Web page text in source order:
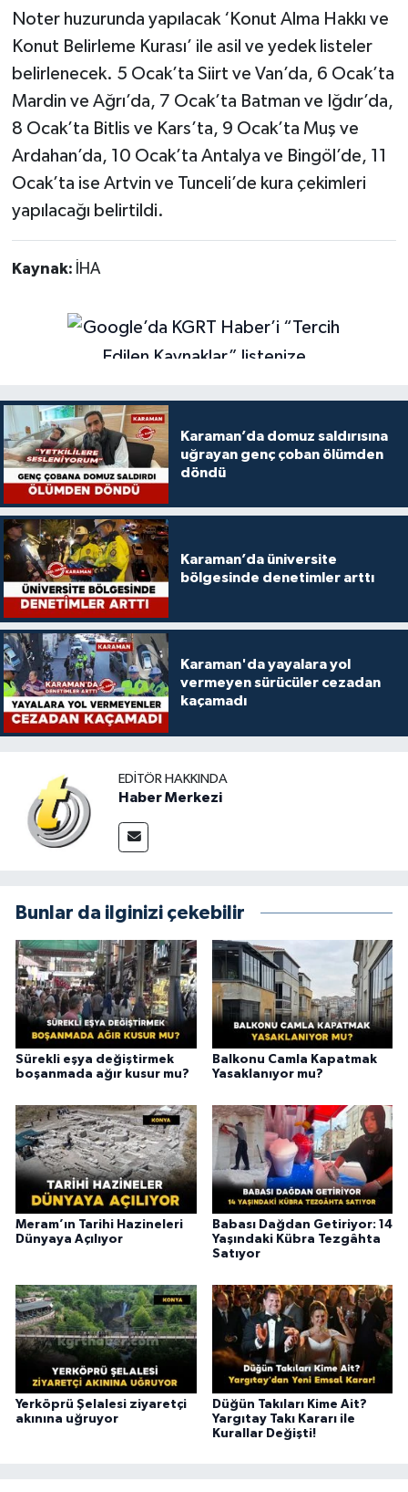
Noter huzurunda yapılacak ‘Konut Alma Hakkı ve
Konut Belirleme Kurası’ ile asil ve yedek listeler
belirlenecek. 5 Ocak’ta Siirt ve Van’da, 6 Ocak’ta
Mardin ve Ağrı’da, 7 Ocak’ta Batman ve Iğdır’da,
8 Ocak’ta Bitlis ve Kars’ta, 9 Ocak’ta Muş ve
Ardahan’da, 10 Ocak’ta Antalya ve Bingöl’de, 11
Ocak’ta ise Artvin ve Tunceli’de kura çekimleri
yapılacağı belirtildi.
Kaynak: İHA
Karaman’da domuz saldırısına
uğrayan genç çoban ölümden
döndü
Karaman’da üniversite
bölgesinde denetimler arttı
Karaman'da yayalara yol
vermeyen sürücüler cezadan
kaçamadı
EDITÖR HAKKINDA
Haber Merkezi
Bunlar da ilginizi çekebilir
Sürekli eşya değiştirmek
boşanmada ağır kusur mu?
Balkonu Camla Kapatmak
Yasaklanıyor mu?
Meram’ın Tarihi Hazineleri
Dünyaya Açılıyor
Babası Dağdan Getiriyor: 14
Yaşındaki Kübra Tezgâhta
Satıyor
Yerköprü Şelalesi ziyaretçi
akınına uğruyor
Düğün Takıları Kime Ait?
Yargıtay Takı Kararı ile
Kurallar Değişti!